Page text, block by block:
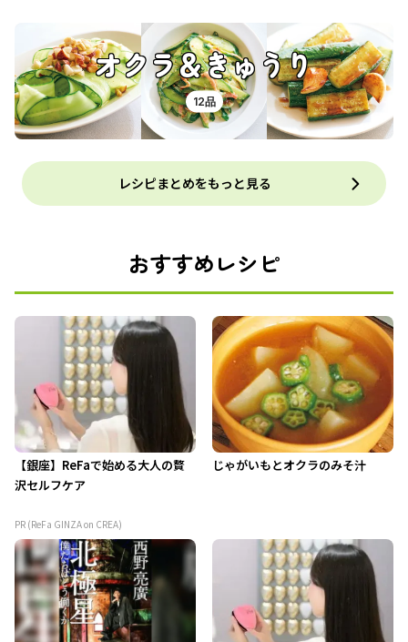
オクラ＆きゅうり
12品
レシピまとめをもっと見る
おすすめレシピ
【銀座】ReFaで始める大人の贅
沢セルフケア
PR (ReFa GINZA on CREA)
じゃがいもとオクラのみそ汁